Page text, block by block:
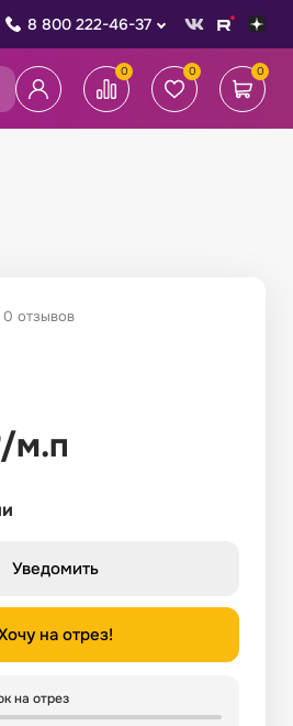
8 800 222-46-37
0 0 0
0 отзывов
/м.п
Уведомить
на отрез!
на отрез